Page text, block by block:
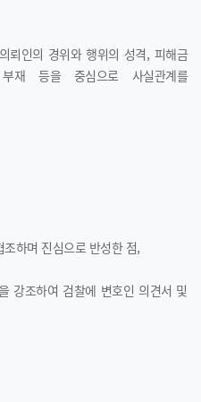
뢰인의 경위와 행위의 성격, 피해금
재 등을 중심으로 사실관계를
하며 진심으로 반성한 점,
강조하여 검찰에 변호인 의견서 및